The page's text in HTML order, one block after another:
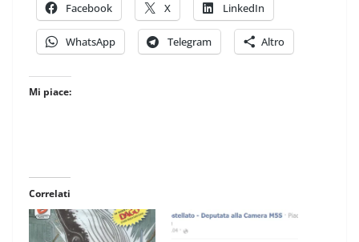
Facebook X LinkedIn
WhatsApp Telegram Altro
Mi piace:
Correlati